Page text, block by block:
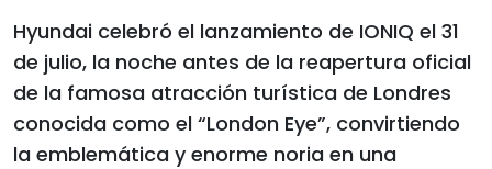
Hyundai celebró el lanzamiento de IONIQ el 31
de julio, la noche antes de la reapertura oficial
de la famosa atracción turística de Londres
conocida como el “London Eye”, convirtiendo
la emblemática y enorme noria en una